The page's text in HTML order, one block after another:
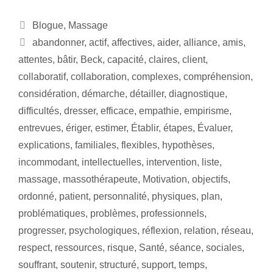
Blogue, Massage
abandonner, actif, affectives, aider, alliance, amis,
attentes, bâtir, Beck, capacité, claires, client,
collaboratif, collaboration, complexes, compréhension,
considération, démarche, détailler, diagnostique,
difficultés, dresser, efficace, empathie, empirisme,
entrevues, ériger, estimer, Établir, étapes, Évaluer,
explications, familiales, flexibles, hypothèses,
incommodant, intellectuelles, intervention, liste,
massage, massothérapeute, Motivation, objectifs,
ordonné, patient, personnalité, physiques, plan,
problématiques, problèmes, professionnels,
progresser, psychologiques, réflexion, relation, réseau,
respect, ressources, risque, Santé, séance, sociales,
souffrant, soutenir, structuré, support, temps,